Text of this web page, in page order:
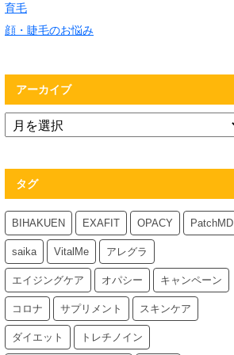
育毛
顔・睫毛のお悩み
アーカイブ
タグ
BIHAKUEN EXAFIT OPACY PatchMD
saika VitalMe アレグラ
エイジングケア オパシー キャンペーン
コロナ サプリメント スキンケア
ダイエット トレチノイン